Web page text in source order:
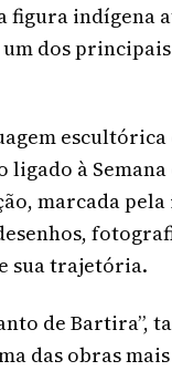
figura indígena
dos
à Semana
marcada
sua trajetória.
de Bartira”,
das obras